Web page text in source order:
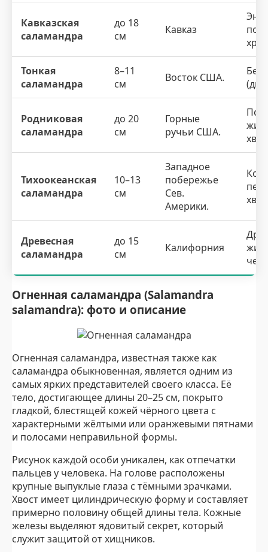
Кавказская
саламандра
до 18
см
Кавказ
Тонкая
саламандра
8–11
см
Восток США.
Родниковая
саламандра
до 20
см
Горные
ручьи США.
Тихоокеанская
саламандра
10–13
см
Западное
побережье
Сев.
Америки.
Древесная
саламандра
до 15
см
Калифорния
Огненная саламандра (Salamandra
salamandra): фото и описание
Огненная саламандра, известная также как
саламандра обыкновенная, является одним из
самых ярких представителей своего класса. Её
тело, достигающее длины 20–25 см, покрыто
гладкой, блестящей кожей чёрного цвета с
характерными жёлтыми или оранжевыми пятнами
и полосами неправильной формы.
Рисунок каждой особи уникален, как отпечатки
пальцев у человека. На голове расположены
крупные выпуклые глаза с тёмными зрачками.
Хвост имеет цилиндрическую форму и составляет
примерно половину общей длины тела. Кожные
железы выделяют ядовитый секрет, который
служит защитой от хищников.